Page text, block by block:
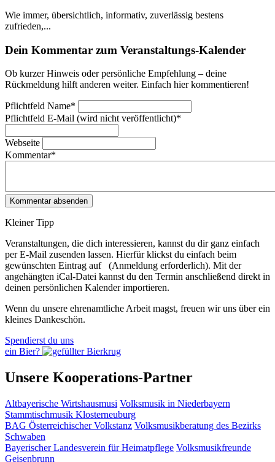
Wie immer, übersichtlich, informativ, zuverlässig bestens
zufrieden,...
Dein Kommentar zum Veranstaltungs-Kalender
Ob kurzer Hinweis oder persönliche Empfehlung – deine
Rückmeldung hilft anderen weiter. Einfach hier kommentieren!
Pflichtfeld Name*
Pflichtfeld E-Mail (wird nicht veröffentlicht)*
Webseite
Kommentar*
Kleiner Tipp
Veranstaltungen, die dich interessieren, kannst du dir ganz einfach
per E‑Mail zusenden lassen. Hierfür klickst du einfach beim
gewünschten Eintrag auf
(Anmeldung erforderlich). Mit der
angehängten iCal-Datei kannst du den Termin anschließend direkt in
deinen persönlichen Kalender importieren.
Wenn du unsere ehrenamtliche Arbeit magst, freuen wir uns über ein
kleines Dankeschön.
Spendierst du uns
ein Bier?
Unsere Kooperations-Partner
Altbayerische Wirtshausmusi Volksmusik in Niederbayern
Stammtischmusik Klosterneuburg
BAG Österreichischer Volkstanz Volksmusikberatung des Bezirks
Schwaben
Bayerischer Landesverein für Heimatpflege Volksmusikfreunde
Geisenbrunn